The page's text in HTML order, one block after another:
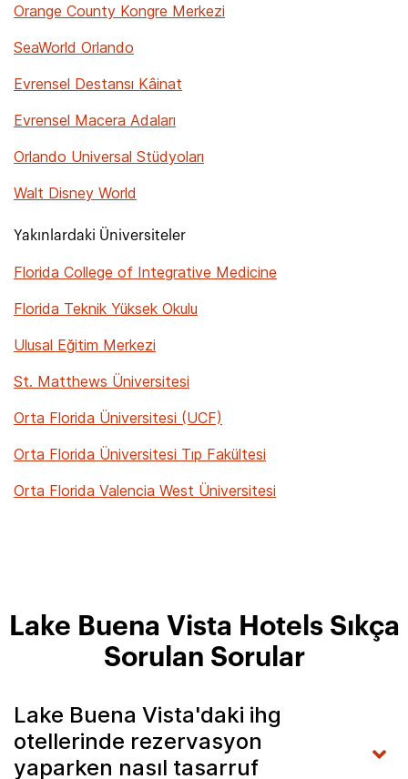
Orange County Kongre Merkezi
SeaWorld Orlando
Evrensel Destansı Kâinat
Evrensel Macera Adaları
Orlando Universal Stüdyoları
Walt Disney World
Yakınlardaki Üniversiteler
Florida College of Integrative Medicine
Florida Teknik Yüksek Okulu
Ulusal Eğitim Merkezi
St. Matthews Üniversitesi
Orta Florida Üniversitesi (UCF)
Orta Florida Üniversitesi Tıp Fakültesi
Orta Florida Valencia West Üniversitesi
Lake Buena Vista Hotels Sıkça
Sorulan Sorular
Lake Buena Vista'daki ihg
otellerinde rezervasyon
yaparken nasıl tasarruf